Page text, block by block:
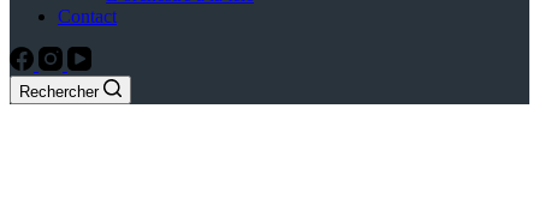
Contact
Rechercher